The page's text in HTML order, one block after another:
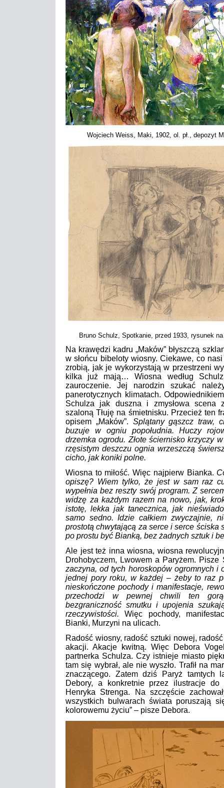
Wojciech Weiss, Maki, 1902, ol. pł., depozyt
Bruno Schulz, Spotkanie, przed 1933, rysunek
Na krawędzi kadru „Maków” błyszczą
w słońcu bibeloty wiosny. Ciekawe, co
zrobią, jak je wykorzystają w przestrzeni
kilka już mają… Wiosna według
zauroczenie. Jej narodzin szukać
panerotycznych klimatach.
Schulza jak duszna i zmysłowa scena
szaloną Tłuję na śmietnisku. Przecież ten
opisem „Maków”. Splątany gąszcz traw,
buzuje w ogniu popołudnia. Huczy
drzemka ogrodu. Złote ściernisko krzyczy
rzęsistym deszczu ognia wrzeszczą
cicho, jak koniki polne.
Wiosna to miłość. Więc najpierw Bianka.
opiszę? Wiem tylko, że jest w sam raz
wypełnia bez reszty swój program. Z
widzę za każdym razem na nowo, jak,
istotę, lekka jak tanecznica, jak
samo sedno. Idzie całkiem zwyczajnie,
prostotą chwytającą za serce i serce ściska
po prostu być Bianką, bez żadnych sztuk i
Ale jest też inna wiosna, wiosna
Drohobyczem, Lwowem a Paryżem.
zaczyna, od tych horoskopów ogromnych i
jednej pory roku, w każdej – żeby to raz
nieskończone pochody i manifestacje,
przechodzi w pewnej chwili ten
bezgraniczność smutku i upojenia
rzeczywistości. Więc pochody,
Bianki, Murzyni na ulicach.
Radość wiosny, radość sztuki nowej,
akacji. Akacje kwitną. Więc Debora
partnerka Schulza. Czy istnieje miasto
tam się wybrał, ale nie wyszło. Trafił na
znaczącego. Zatem dziś Paryż tamtych
Debory, a konkretnie przez ilustracje do
Henryka Strenga. Na szczęście
wszystkich bulwarach świata poruszają
kolorowemu życiu” – pisze Debora.